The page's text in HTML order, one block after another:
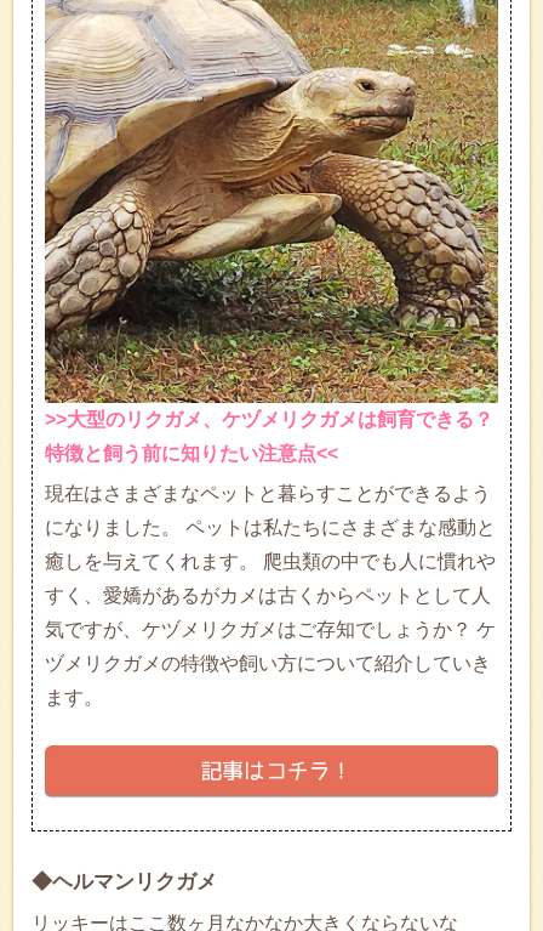
>>大型のリクガメ、ケヅメリクガメは飼育できる？
特徴と飼う前に知りたい注意点<<
現在はさまざまなペットと暮らすことができるよう
になりました。 ペットは私たちにさまざまな感動と
癒しを与えてくれます。 爬虫類の中でも人に慣れや
すく、愛嬌があるがカメは古くからペットとして人
気ですが、ケヅメリクガメはご存知でしょうか？ ケ
ヅメリクガメの特徴や飼い方について紹介していき
ます。
◆ヘルマンリクガメ
リッキーはここ数ヶ月なかなか大きくならないな